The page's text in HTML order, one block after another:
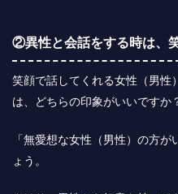
②異性と会話をする時は、
笑顔で話してくれる女性（男性
は、どちらの印象がいいですか
「無愛想な女性（男性）の方
ょう。